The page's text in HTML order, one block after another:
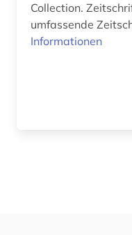
Collection.
umfassende
Informationen